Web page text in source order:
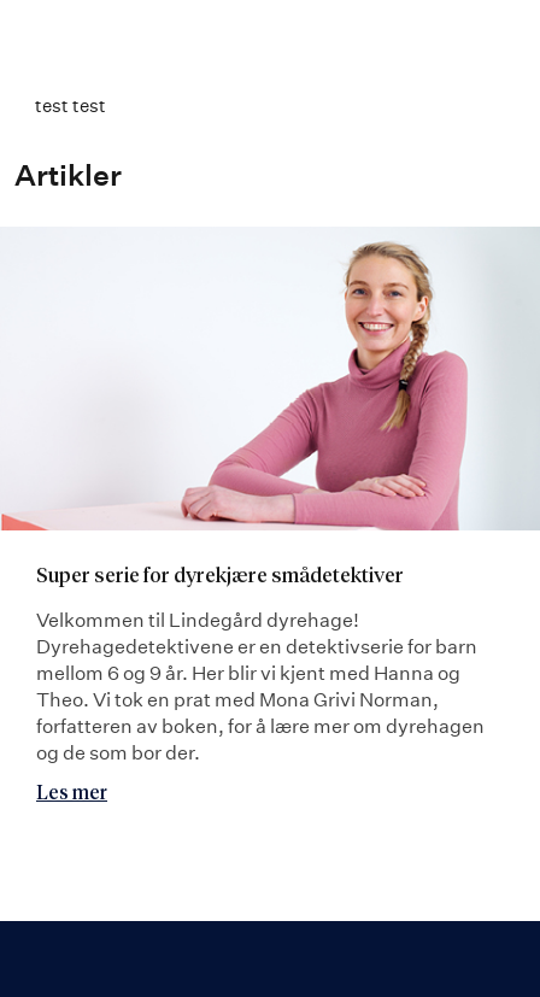
test test
Artikler
Super serie for dyrekjære smådetektiver
Velkommen til Lindegård dyrehage!
Dyrehagedetektivene er en detektivserie for barn
mellom 6 og 9 år. Her blir vi kjent med Hanna og
Theo. Vi tok en prat med Mona Grivi Norman,
forfatteren av boken, for å lære mer om dyrehagen
og de som bor der.
Les mer